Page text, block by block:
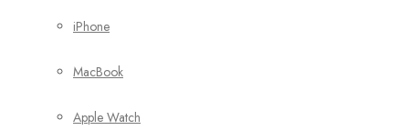
iPhone
MacBook
Apple Watch